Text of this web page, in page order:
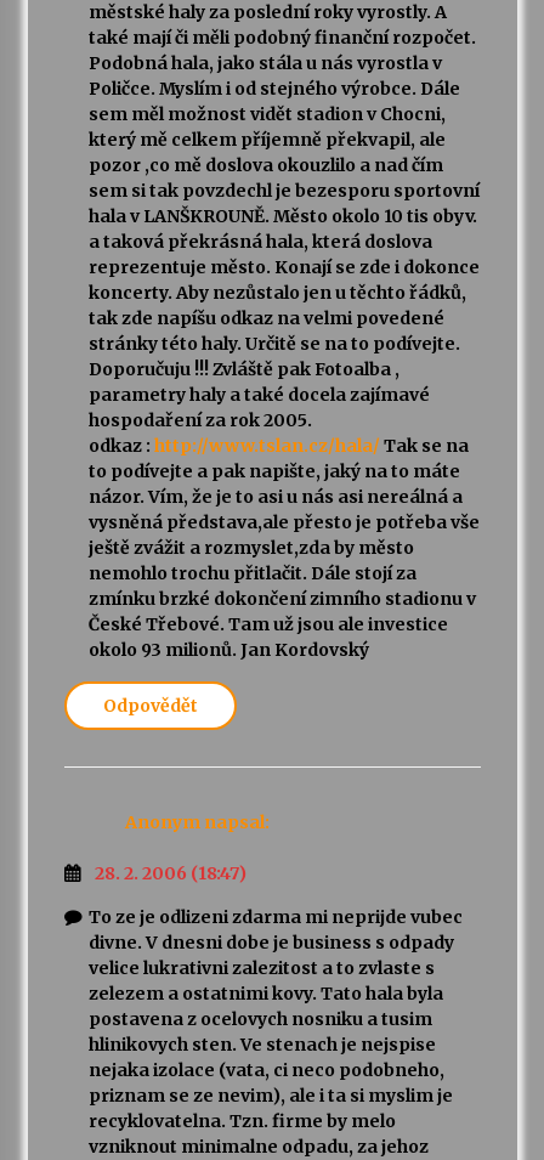
městské haly za poslední roky vyrostly. A
také mají či měli podobný finanční rozpočet.
Podobná hala, jako stála u nás vyrostla v
Poličce. Myslím i od stejného výrobce. Dále
sem měl možnost vidět stadion v Chocni,
který mě celkem příjemně překvapil, ale
pozor ,co mě doslova okouzlilo a nad čím
sem si tak povzdechl je bezesporu sportovní
hala v LANŠKROUNĚ. Město okolo 10 tis obyv.
a taková překrásná hala, která doslova
reprezentuje město. Konají se zde i dokonce
koncerty. Aby nezůstalo jen u těchto řádků,
tak zde napíšu odkaz na velmi povedené
stránky této haly. Určitě se na to podívejte.
Doporučuju !!! Zvláště pak Fotoalba ,
parametry haly a také docela zajímavé
hospodaření za rok 2005.
odkaz : http://www.tslan.cz/hala/ Tak se na
to podívejte a pak napište, jaký na to máte
názor. Vím, že je to asi u nás asi nereálná a
vysněná představa,ale přesto je potřeba vše
ještě zvážit a rozmyslet,zda by město
nemohlo trochu přitlačit. Dále stojí za
zmínku brzké dokončení zimního stadionu v
České Třebové. Tam už jsou ale investice
okolo 93 milionů. Jan Kordovský
Odpovědět
Anonym napsal:
28. 2. 2006 (18:47)
To ze je odlizeni zdarma mi neprijde vubec
divne. V dnesni dobe je business s odpady
velice lukrativni zalezitost a to zvlaste s
zelezem a ostatnimi kovy. Tato hala byla
postavena z ocelovych nosniku a tusim
hlinikovych sten. Ve stenach je nejspise
nejaka izolace (vata, ci neco podobneho,
priznam se ze nevim), ale i ta si myslim je
recyklovatelna. Tzn. firme by melo
vzniknout minimalne odpadu, za jehoz